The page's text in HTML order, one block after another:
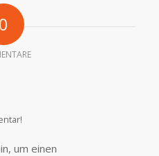
0
um einen